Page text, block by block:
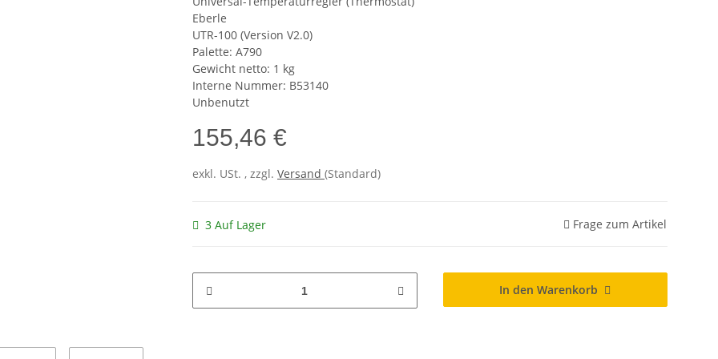
Eberle
UTR-100 (Version V2.0)
Palette: A790
Gewicht netto: 1 kg
Interne Nummer: B53140
Unbenutzt
155,46 €
exkl. USt. , zzgl. Versand (Standard)
3 Auf Lager Frage zum Artikel
In den Warenkorb